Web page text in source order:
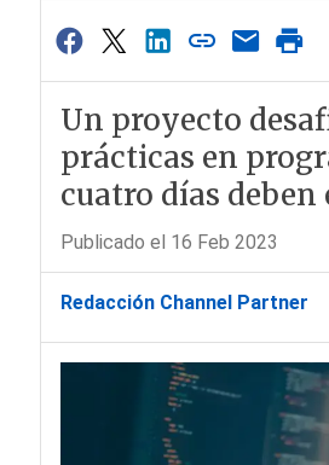
Un proyecto
prácticas en
cuatro días
Publicado el 16 Feb 2023
Redacción Channel Partner